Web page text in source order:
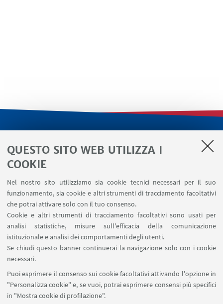
QUESTO SITO WEB UTILIZZA I
COOKIE
Nel nostro sito utilizziamo sia cookie tecnici necessari per il suo
funzionamento, sia cookie e altri strumenti di tracciamento facoltativi
che potrai attivare solo con il tuo consenso.
Cookie e altri strumenti di tracciamento facoltativi sono usati per
analisi statistiche, misure sull'efficacia della comunicazione
istituzionale e analisi dei comportamenti degli utenti.
Se chiudi questo banner continuerai la navigazione solo con i cookie
necessari.
Puoi esprimere il consenso sui cookie facoltativi attivando l'opzione in
"Personalizza cookie" e, se vuoi, potrai esprimere consensi più specifici
in "Mostra cookie di profilazione".
Segnala un evento
Contatti
SEGUI IL DIPARTIMENTO SU:
SEGUI UNIBO SU: